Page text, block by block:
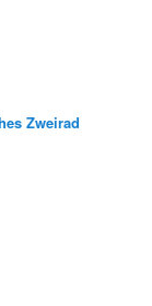
Zweirad